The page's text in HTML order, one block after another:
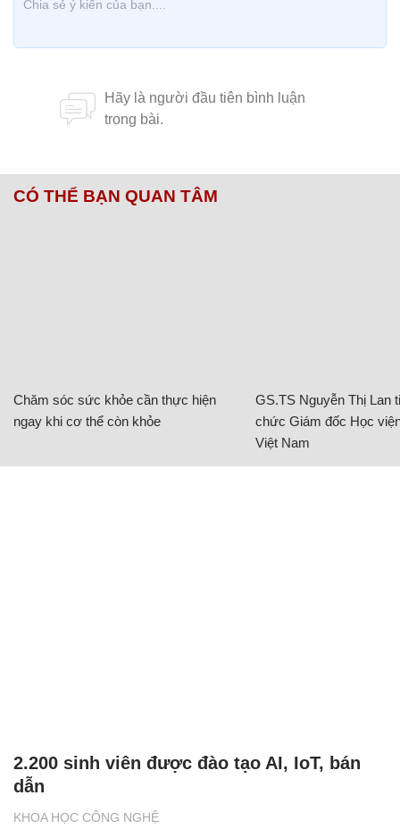
CÓ THỂ BẠN QUAN TÂM
Chăm sóc sức khỏe cần thực hiện
ngay khi cơ thể còn khỏe
GS.TS Nguyễn Thị Lan
chức Giám đốc Học
Việt Nam
KHOA HỌC CÔNG NGHỆ
2.200 sinh viên được đào tạo AI, IoT, bán
dẫn